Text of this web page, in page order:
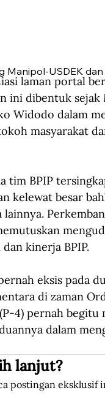
Manipol-USDEK
laman portal
ini dibentuk sejak
Widodo dalam
masyarakat
tim BPIP
kelewat besar
kinerja BPIP.
eksis pada
di zaman
4) pernah begitu
dalam
lanjut?
postingan eksklusif